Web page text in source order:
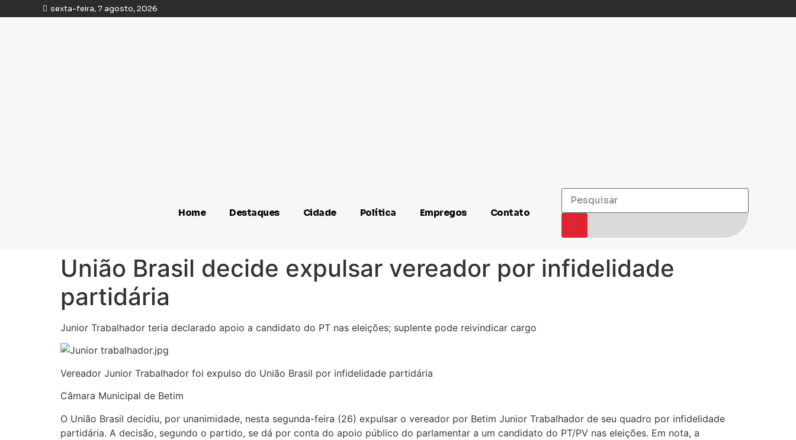
sexta-feira, 7 agosto, 2026
Home Destaques Cidade Política Empregos Contato
União Brasil decide expulsar vereador por infidelidade
partidária
Junior Trabalhador teria declarado apoio a candidato do PT nas eleições; suplente pode reivindicar cargo
Vereador Junior Trabalhador foi expulso do União Brasil por infidelidade partidária
Câmara Municipal de Betim
O União Brasil decidiu, por unanimidade, nesta segunda-feira (26) expulsar o vereador por Betim Junior Trabalhador de seu quadro por infidelidade
partidária. A decisão, segundo o partido, se dá por conta do apoio público do parlamentar a um candidato do PT/PV nas eleições. Em nota, a